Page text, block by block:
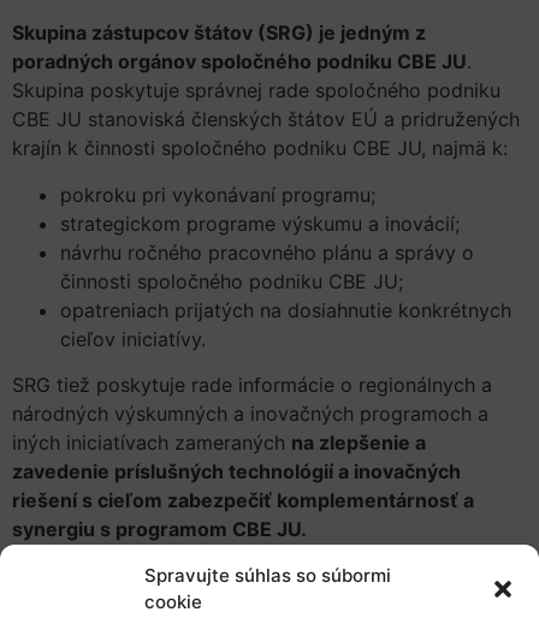
Spravujte súhlas so súbormi
cookie
Skupina zástupcov štátov (SRG) je jedným z
poradných orgánov spoločného podniku CBE JU.
Skupina poskytuje správnej rade spoločného podniku
CBE JU stanoviská členských štátov EÚ a pridružených
krajín k činnosti spoločného podniku CBE JU, najmä k:
pokroku pri vykonávaní programu;
strategickom programe výskumu a inovácií;
návrhu ročného pracovného plánu a správy o
činnosti spoločného podniku CBE JU;
opatreniach prijatých na dosiahnutie konkrétnych
cieľov iniciatívy.
SRG tiež poskytuje rade informácie o regionálnych a
národných výskumných a inovačných programoch a
iných iniciatívach zameraných na zlepšenie a
zavedenie príslušných technológií a inovačných
riešení s cieľom zabezpečiť komplementárnosť a
synergiu s programom CBE JU.
Až dvoch hlavných a dvoch náhradných členov SRG
nominujú príslušné vnútroštátne orgány členských